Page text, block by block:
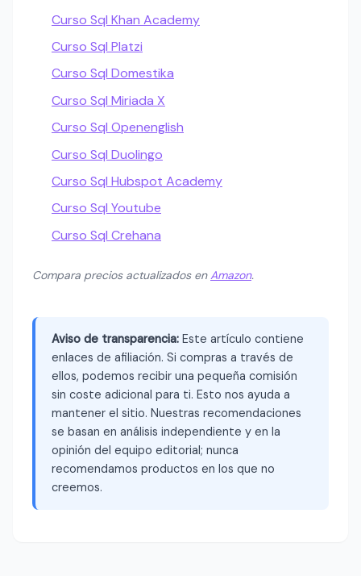
Curso Sql Khan Academy
Curso Sql Platzi
Curso Sql Domestika
Curso Sql Miriada X
Curso Sql Openenglish
Curso Sql Duolingo
Curso Sql Hubspot Academy
Curso Sql Youtube
Curso Sql Crehana
Compara precios actualizados enAmazon.
Aviso de transparencia: Este artículo contiene
enlaces de afiliación. Si compras a través de
ellos, podemos recibir una pequeña comisión
sin coste adicional para ti. Esto nos ayuda a
mantener el sitio. Nuestras recomendaciones
se basan en análisis independiente y en la
opinión del equipo editorial; nunca
recomendamos productos en los que no
creemos.